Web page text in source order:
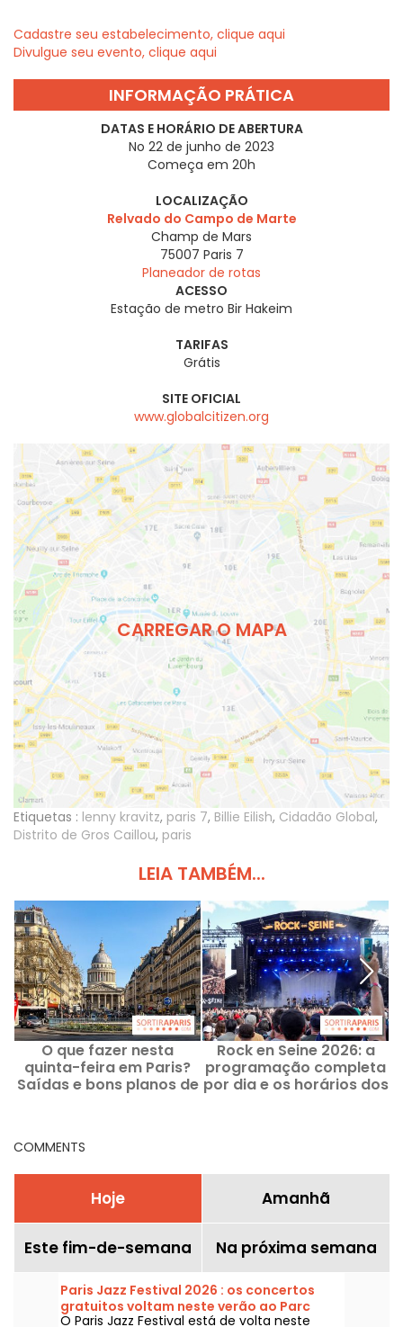
Cadastre seu estabelecimento, clique aqui
Divulgue seu evento, clique aqui
INFORMAÇÃO PRÁTICA
DATAS E HORÁRIO DE ABERTURA
No 22 de junho de 2023
Começa em 20h
LOCALIZAÇÃO
Relvado do Campo de Marte
Champ de Mars
75007 Paris 7
Planeador de rotas
ACESSO
Estação de metro Bir Hakeim
TARIFAS
Grátis
SITE OFICIAL
www.globalcitizen.org
CARREGAR O MAPA
Etiquetas : lenny kravitz, paris 7, Billie Eilish, Cidadão Global,
Distrito de Gros Caillou, paris
LEIA TAMBÉM...
O que fazer nesta
quinta-feira em Paris?
Saídas e bons planos de
Rock en Seine 2026: a
programação completa
por dia e os horários dos
COMMENTS
Hoje Amanhã
Este fim-de-semana Na próxima semana
Paris Jazz Festival 2026 : os concertos
gratuitos voltam neste verão ao Parc
Floral, a programação
O Paris Jazz Festival está de volta neste